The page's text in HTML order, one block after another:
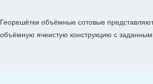
Георешётки объёмные сотовые
объёмную ячеистую конструкцию с